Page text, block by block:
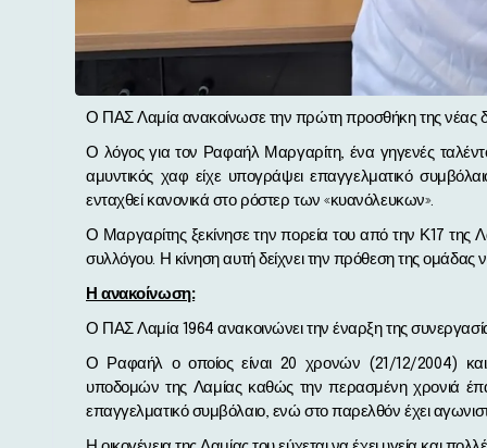
Ο ΠΑΣ Λαμία ανακοίνωσε την πρώτη προσθήκη της νέας
Ο λόγος για τον Ραφαήλ Μαργαρίτη, ένα γηγενές
αμυντικός χαφ είχε υπογράψει επαγγελματικό
ενταχθεί κανονικά στο ρόστερ των «κυανόλευκων».
Ο Μαργαρίτης ξεκίνησε την πορεία του από την Κ17 της
συλλόγου. Η κίνηση αυτή δείχνει την πρόθεση της ομάδας
Η ανακοίνωση:
Ο ΠΑΣ Λαμία 1964 ανακοινώνει την έναρξη της
Ο Ραφαήλ ο οποίος είναι 20 χρονών (21/12/2004)
υποδομών της Λαμίας καθώς την περασμένη χρονιά
επαγγελματικό συμβόλαιο, ενώ στο παρελθόν έχει